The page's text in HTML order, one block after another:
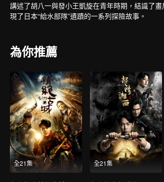
講述了胡八一與發小王凱旋在青年時期，結識了
現了日本“給水部隊”遺蹟的一系列探險故事。
為你推薦
全21集 全21集